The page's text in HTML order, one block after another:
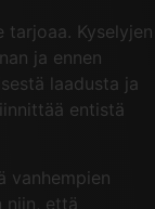
tarjoaa. Kyselyjen
ja ennen
laadusta ja
entistä
vanhempien
niin, että